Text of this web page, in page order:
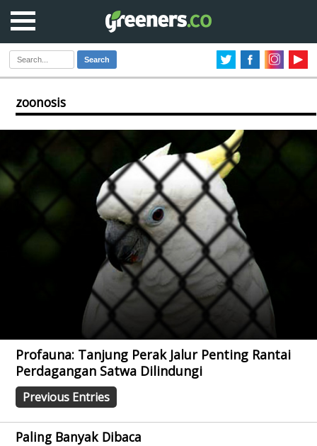
Search
zoonosis
Profauna: Tanjung Perak Jalur Penting Rantai
Perdagangan Satwa Dilindungi
Previous Entries
Paling Banyak Dibaca